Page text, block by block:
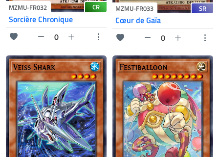
MZMU-FR032 CR
Sorcière Chronique
0
MZMU-FR033 SR
Cœur de Gaïa
0